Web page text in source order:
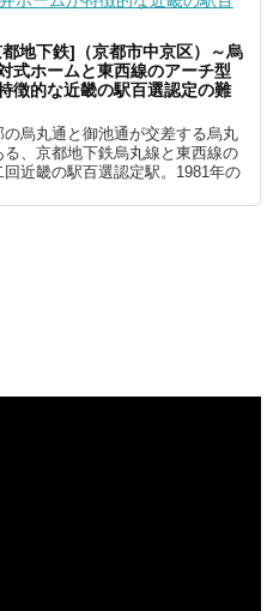
地下鉄]（京都市中京区）～烏
式ホームと東西線のアーチ型
徴的な近畿の駅百選認定の難
烏丸通と御池通が交差する烏丸
、京都地下鉄烏丸線と東西線の
近畿の駅百選認定駅。1981年の